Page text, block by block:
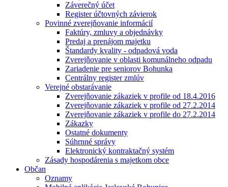
Záverečný účet
Register účtovných závierok
Povinné zverejňovanie informácií
Faktúry, zmluvy a objednávky
Predaj a prenájom majetku
Štandardy kvality - odpadová voda
Zverejňovanie v oblasti komunálneho odpadu
Zariadenie pre seniorov Bohunka
Centrálny register zmlúv
Verejné obstarávanie
Zverejňovanie zákaziek v profile od 18.4.2016
Zverejňovanie zákaziek v profile od 27.2.2014
Zverejňovanie zákaziek v profile do 27.2.2014
Zákazky
Ostatné dokumenty
Súhrnné správy
Elektronický kontraktačný systém
Zásady hospodárenia s majetkom obce
Občan
Oznamy